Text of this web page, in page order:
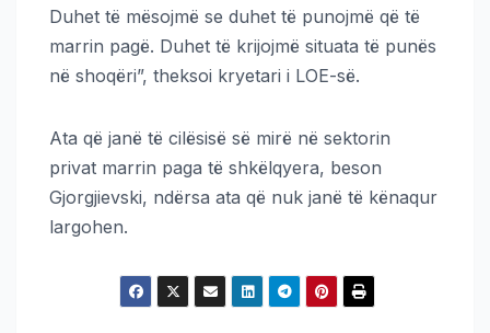
Duhet të mësojmë se duhet të punojmë që të
marrin pagë. Duhet të krijojmë situata të punës
në shoqëri”, theksoi kryetari i LOE-së.
Ata që janë të cilësisë së mirë në sektorin
privat marrin paga të shkëlqyera, beson
Gjorgjievski, ndërsa ata që nuk janë të kënaqur
largohen.